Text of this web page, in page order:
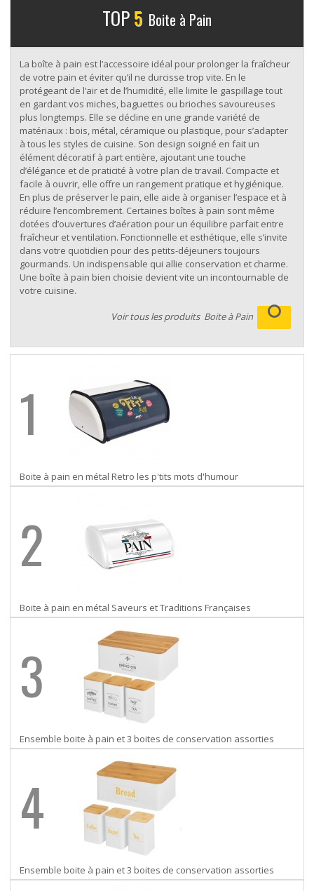
TOP5 Boite à Pain
La boîte à pain est l’accessoire idéal pour prolonger la fraîcheur
de votre pain et éviter qu’il ne durcisse trop vite. En le
protégeant de l’air et de l’humidité, elle limite le gaspillage tout
en gardant vos miches, baguettes ou brioches savoureuses
plus longtemps. Elle se décline en une grande variété de
matériaux : bois, métal, céramique ou plastique, pour s’adapter
à tous les styles de cuisine. Son design soigné en fait un
élément décoratif à part entière, ajoutant une touche
d’élégance et de praticité à votre plan de travail. Compacte et
facile à ouvrir, elle offre un rangement pratique et hygiénique.
En plus de préserver le pain, elle aide à organiser l’espace et à
réduire l’encombrement. Certaines boîtes à pain sont même
dotées d’ouvertures d’aération pour un équilibre parfait entre
fraîcheur et ventilation. Fonctionnelle et esthétique, elle s’invite
dans votre quotidien pour des petits-déjeuners toujours
gourmands. Un indispensable qui allie conservation et charme.
Une boîte à pain bien choisie devient vite un incontournable de
votre cuisine.
Voir tous les produits Boite à Pain
1
Boite à pain en métal Retro les p'tits mots d'humour
2
Boite à pain en métal Saveurs et Traditions Françaises
3
Ensemble boite à pain et 3 boites de conservation assorties
4
Ensemble boite à pain et 3 boites de conservation assorties